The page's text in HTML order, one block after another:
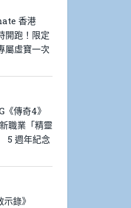
香港
開跑！限定
屬虛寶一次
傳奇4》
職業「精靈
5 週年紀念
錄》